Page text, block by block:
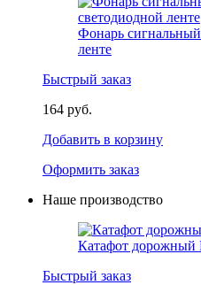
Фонарь
ленте
Быстрый заказ
164 руб.
Добавить в корзину
Оформить заказ
Наше производство
Катафот дорожный
Быстрый заказ